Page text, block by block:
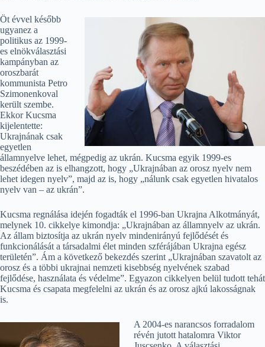
Öt évvel később
ugyanez a
politikus az 1999-
es elnökválasztási
kampányban az
oroszbarát
kommunista Petro
Szimonenkoval
került szembe.
Ekkor Kucsma
kijelentette:
Ukrajnának csak
egyetlen
államnyelve lehet, mégpedig az ukrán. Kucsma egyik 1999-es
beszédében az is elhangzott, hogy „Ukrajnában az orosz nyelv nem
lehet idegen nyelv”, majd az is, hogy „nálunk csak egyetlen hivatalos
nyelv van – az ukrán”.
Kucsma regnálása idején fogadták el 1996-ban Ukrajna Alkotmányát,
melynek 10. cikkelye kimondja: „Ukrajnában az államnyelv az ukrán.
Az állam biztosítja az ukrán nyelv mindenirányú fejlődését és
funkcionálását a társadalmi élet minden szférájában Ukrajna egész
területén”. Ám a következő bekezdés szerint „Ukrajnában szavatolt az
orosz és a többi ukrajnai nemzeti kisebbség nyelvének szabad
fejlődése, használata és védelme”. Egyazon cikkelyen belül tudott tehát
Kucsma és csapata megfelelni az ukrán és az orosz ajkú lakosságnak
is.
A 2004-es narancsos forradalom
révén jutott hatalomra Viktor